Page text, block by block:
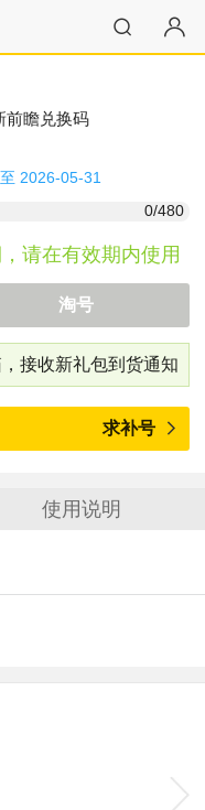
前瞻兑换码
2026-05-31
0/480
请在有效期内使用
淘号
接收新礼包到货通知
求补号
使用说明